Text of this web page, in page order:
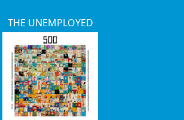
THE UNEMPLOYED